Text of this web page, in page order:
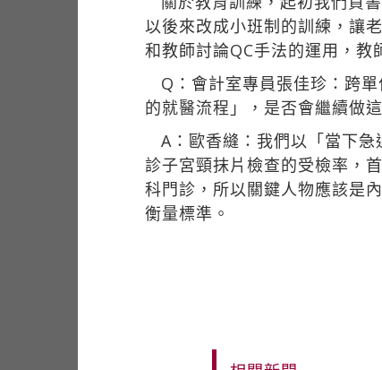
以後來改成小班制的訓練，讓
和教師討論QC手法的運用，教
Q：會計室專員張佳珍：跨
的就醫流程」，是否會繼續做
A：歐香縫：我們以「當下
診子宮頸抹片檢查的受檢率，
科門診，所以關鍵人物應該是
衡量標準。